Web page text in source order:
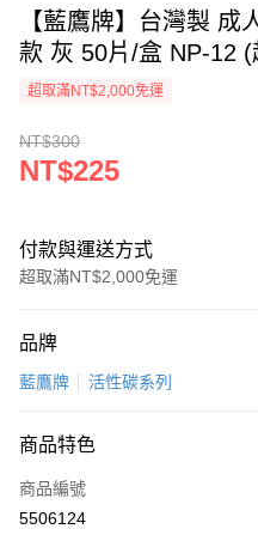
【藍鷹牌】台灣製 成
款 灰 50片/
超取滿NT$2,000免運
NT$300
NT$225
付款與運送方式
超取滿NT$2,000免運
信用卡一次付款
LINE Pay
Apple Pay
品牌
藍鷹牌 活性碳系列
商品特色
商品編號
5506124